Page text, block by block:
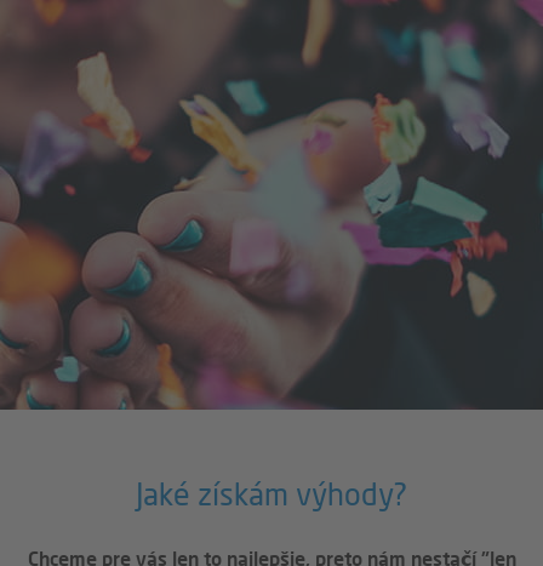
Jaké získám výhody?
Chceme pre vás len to najlepšie, preto nám nestačí "len